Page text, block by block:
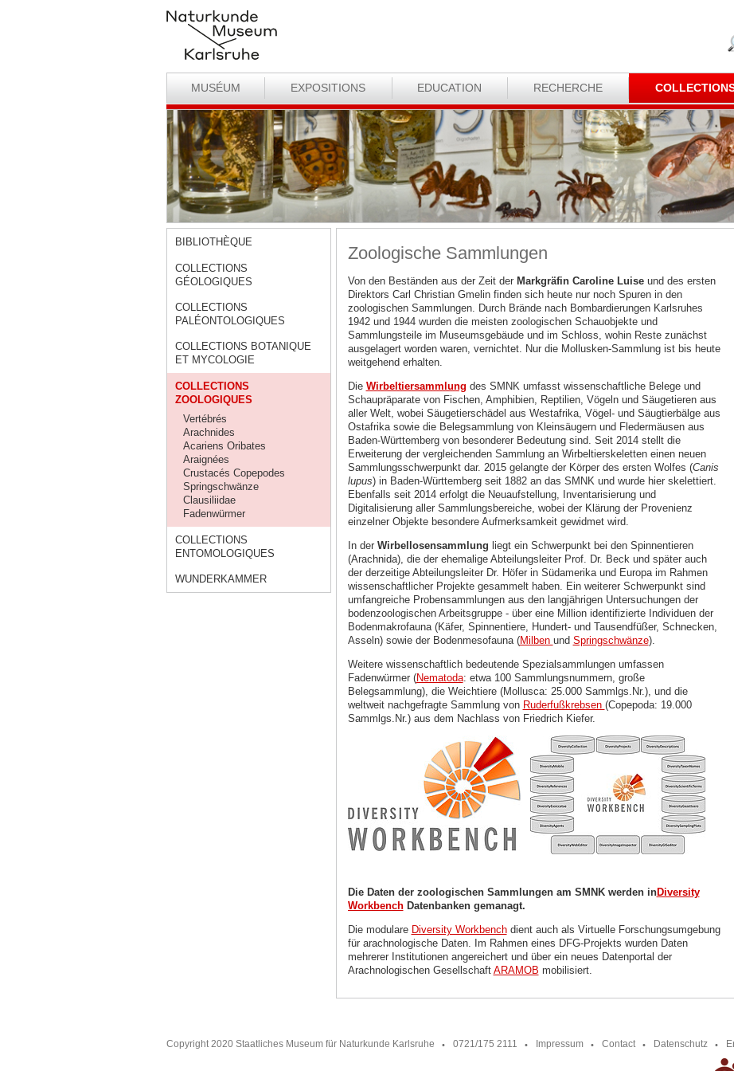
MUSÉUM EXPOSITIONS EDUCATION RECHERCHE
BIBLIOTHÈQUE
COLLECTIONS
GÉOLOGIQUES
COLLECTIONS
PALÉONTOLOGIQUES
COLLECTIONS BOTANIQUE
ET MYCOLOGIE
COLLECTIONS
ZOOLOGIQUES
Vertébrés
Arachnides
Acariens Oribates
Araignées
Crustacés Copepodes
Springschwänze
Clausiliidae
Fadenwürmer
COLLECTIONS
ENTOMOLOGIQUES
WUNDERKAMMER
Zoologische Sammlungen
Von den Beständen aus der Zeit der Markgräfin Caroline Luiseund des ersten
Direktors Carl Christian Gmelin finden sich heute nur noch Spuren in den
zoologischen Sammlungen. Durch Brände nach Bombardierungen Karlsruhes
1942 und 1944 wurden die meisten zoologischen Schauobjekte und
Sammlungsteile im Museumsgebäude und im Schloss, wohin Reste zunächst
ausgelagert worden waren, vernichtet. Nur die Mollusken-Sammlung ist bis heute
weitgehend erhalten.
Die Wirbeltiersammlung des SMNK umfasst wissenschaftliche Belege und
Schaupräparate von Fischen, Amphibien, Reptilien, Vögeln und Säugetieren aus
aller Welt, wobei Säugetierschädel aus Westafrika, Vögel- und Säugtierbälge aus
Ostafrika sowie die Belegsammlung von Kleinsäugern und Fledermäusen aus
Baden-Württemberg von besonderer Bedeutung sind. Seit 2014 stellt die
Erweiterung der vergleichenden Sammlung an Wirbeltierskeletten einen neuen
Sammlungsschwerpunkt dar. 2015 gelangte der Körper des ersten Wolfes (Canis
lupus) in Baden-Württemberg seit 1882 an das SMNK und wurde hier skelettiert.
Ebenfalls seit 2014 erfolgt die Neuaufstellung, Inventarisierung und
Digitalisierung aller Sammlungsbereiche, wobei der Klärung der Provenienz
einzelner Objekte besondere Aufmerksamkeit gewidmet wird.
In der Wirbellosensammlung liegt ein Schwerpunkt bei den Spinnentieren
(Arachnida), die der ehemalige Abteilungsleiter Prof. Dr. Beck und später auch
der derzeitige Abteilungsleiter Dr. Höfer in Südamerika und Europa im Rahmen
wissenschaftlicher Projekte gesammelt haben. Ein weiterer Schwerpunkt sind
umfangreiche Probensammlungen aus den langjährigen Untersuchungen der
bodenzoologischen Arbeitsgruppe - über eine Million identifizierte Individuen der
Bodenmakrofauna (Käfer, Spinnentiere, Hundert- und Tausendfüßer, Schnecken,
Asseln) sowie der Bodenmesofauna (Milben und Springschwänze).
Weitere wissenschaftlich bedeutende Spezialsammlungen umfassen
Fadenwürmer (Nematoda: etwa 100 Sammlungsnummern, große
Belegsammlung), die Weichtiere (Mollusca: 25.000 Sammlgs.Nr.), und die
weltweit nachgefragte Sammlung von Ruderfußkrebsen (Copepoda: 19.000
Sammlgs.Nr.) aus dem Nachlass von Friedrich Kiefer.
Die Daten der zoologischen Sammlungen am SMNK werden inDiversity
WorkbenchDatenbanken gemanagt.
Die modulare Diversity Workbenchdient auch als Virtuelle Forschungsumgebung
für arachnologische Daten. Im Rahmen eines DFG-Projekts wurden Daten
mehrerer Institutionen angereichert und über ein neues Datenportal der
Arachnologischen Gesellschaft ARAMOB mobilisiert.
Copyright 2020 Staatliches Museum für Naturkunde Karlsruhe 0721/175 2111 Impressum Contact Datenschutz